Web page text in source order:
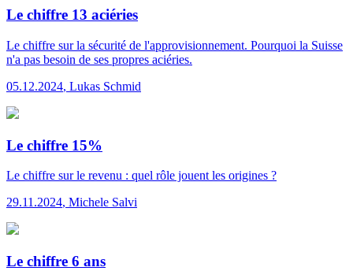
Le chiffre 13 aciéries
Le chiffre sur la sécurité de l'approvisionnement. Pourquoi la Suisse
n'a pas besoin de ses propres aciéries.
05.12.2024, Lukas Schmid
Le chiffre 15%
Le chiffre sur le revenu : quel rôle jouent les origines ?
29.11.2024, Michele Salvi
Le chiffre 6 ans